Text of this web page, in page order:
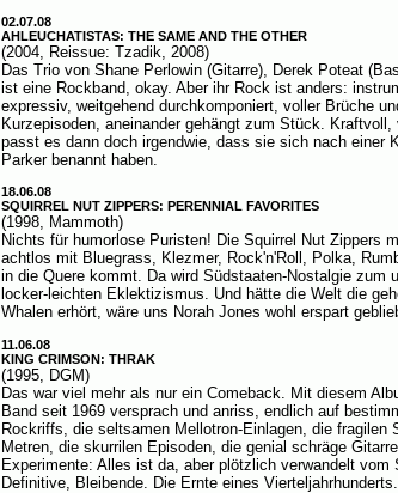
02.07.08
AHLEUCHATISTAS: THE SAME AND THE OTHER
(2004, Reissue: Tzadik, 2008)
Das Trio von Shane Perlowin (Gitarre), Derek Poteat
ist eine Rockband, okay. Aber ihr Rock ist anders:
expressiv, weitgehend durchkomponiert, voller Brüche
Kurzepisoden, aneinander gehängt zum Stück.
passt es dann doch irgendwie, dass sie sich nach einer
Parker benannt haben.
18.06.08
SQUIRREL NUT ZIPPERS: PERENNIAL FAVORITES
(1998, Mammoth)
Nichts für humorlose Puristen! Die Squirrel Nut Zippers
achtlos mit Bluegrass, Klezmer, Rock'n'Roll, Polka,
in die Quere kommt. Da wird Südstaaten-Nostalgie zum
locker-leichten Eklektizismus. Und hätte die Welt die
Whalen erhört, wäre uns Norah Jones wohl erspart
11.06.08
KING CRIMSON: THRAK
(1995, DGM)
Das war viel mehr als nur ein Comeback. Mit diesem
Band seit 1969 versprach und anriss, endlich auf
Rockriffs, die seltsamen Mellotron-Einlagen, die fragilen
Metren, die skurrilen Episoden, die genial schräge
Experimente: Alles ist da, aber plötzlich verwandelt vom
Definitive, Bleibende. Die Ernte eines Vierteljahrhunderts.